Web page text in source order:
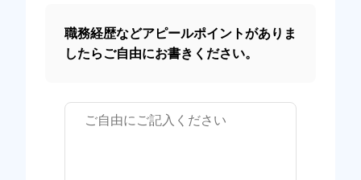
職務経歴などアピールポイントがありま
したらご自由にお書きください。